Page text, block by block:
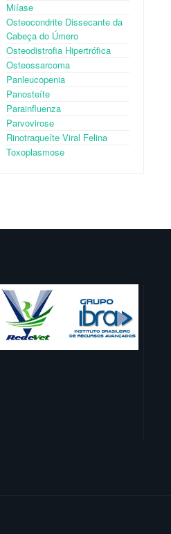
Miíase
Osteocondrite Dissecante da
Cabeça do Úmero
Osteodistrofia Hipertrófica
Osteossarcoma
Panleucopenia
Panosteíte
Parainfluenza
Parvovirose
Rinotraqueíte Viral Felina
Toxoplasmose